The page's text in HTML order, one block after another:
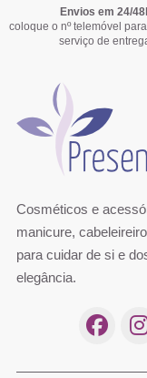
Envios em 24/
coloque o nº telemóvel
serviço de
Cosméticos e
manicure,
para cuidar de si e
elegância.